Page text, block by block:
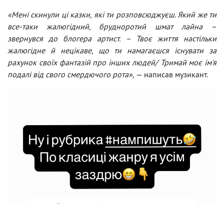
«Мені скинули ці казки, які ти розповсюджуєш. Який же ти
все-таки жалюгідний, брудноротий шмат лайна –
звернувся до блогера артист. – Твоє життя настільки
жалюгідне й нецікаве, що ти намагаєшся існувати за
рахунок своїх фантазій про інших людей/ Тримай моє ім'я
подалі від свого смердючого рота», — написав музикант.